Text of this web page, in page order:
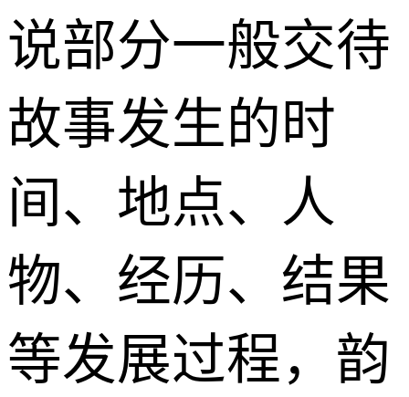
说部分一般交待
故事发生的时
间、地点、人
物、经历、结果
等发展过程，韵